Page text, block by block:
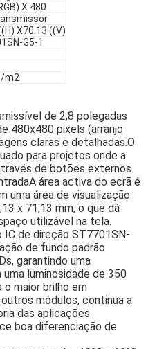
X 480
X70.13 ((V)
G5-1
m2
de 2,8 polegadas
480x480 pixels (arranjo
claras e detalhadas.O
para projetos onde a
de botões externos
área activa do ecrã é
uma área de visualização
x 71,13 mm, o que dá
utilizável na tela.
de direção ST7701SN-
de fundo padrão
garantindo uma
luminosidade de 350
o maior brilho em
módulos, continua a
das aplicações
boa diferenciação de